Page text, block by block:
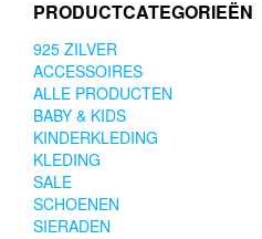
PRODUCTCATEGORIEËN
925 ZILVER
ACCESSOIRES
ALLE PRODUCTEN
BABY & KIDS
KINDERKLEDING
KLEDING
SALE
SCHOENEN
SIERADEN